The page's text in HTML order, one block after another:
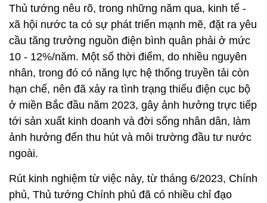
Thủ tướng nêu rõ, trong những năm qua, kinh tế -
xã hội nước ta có sự phát triển mạnh mẽ, đặt ra yêu
cầu tăng trưởng nguồn điện bình quân phải ở mức
10 - 12%/năm. Một số thời điểm, do nhiều nguyên
nhân, trong đó có năng lực hệ thống truyền tải còn
hạn chế, nên đã xảy ra tình trạng thiếu điện cục bộ
ở miền Bắc đầu năm 2023, gây ảnh hưởng trực tiếp
tới sản xuất kinh doanh và đời sống nhân dân, làm
ảnh hưởng đến thu hút và môi trường đầu tư nước
ngoài.
Rút kinh nghiệm từ việc này, từ tháng 6/2023, Chính
phủ, Thủ tướng Chính phủ đã có nhiều chỉ đạo